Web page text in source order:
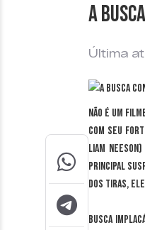
A
Última
Não é um
Com seu
Liam
principal
dos tiras,
Busca